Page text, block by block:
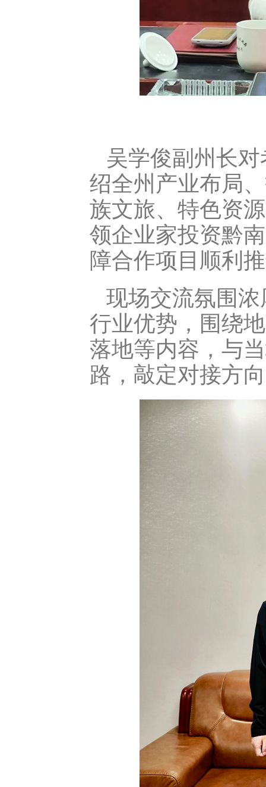
吴学俊副州长
绍全州产业布局
族文旅、特色资
领企业家投资黔
障合作项目顺利
现场交流氛围
行业优势，围绕
落地等内容，与
路，敲定对接方